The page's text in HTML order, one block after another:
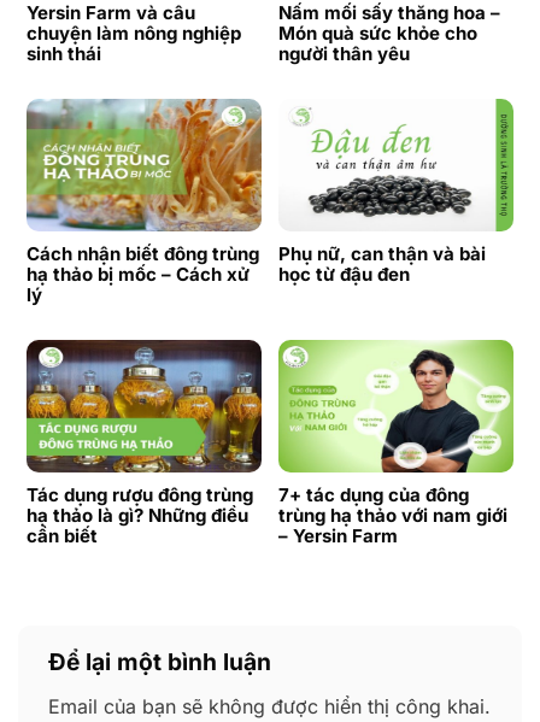
Yersin Farm và câu
chuyện làm nông nghiệp
sinh thái
Nấm mối sấy thăng hoa –
Món quà sức khỏe cho
người thân yêu
Cách nhận biết đông trùng
hạ thảo bị mốc – Cách xử
lý
Phụ nữ, can thận và bài
học từ đậu đen
Tác dụng rượu đông trùng
hạ thảo là gì? Những điều
cần biết
7+ tác dụng của đông
trùng hạ thảo với nam giới
– Yersin Farm
Để lại một bình luận
Email của bạn sẽ không được hiển thị công khai.